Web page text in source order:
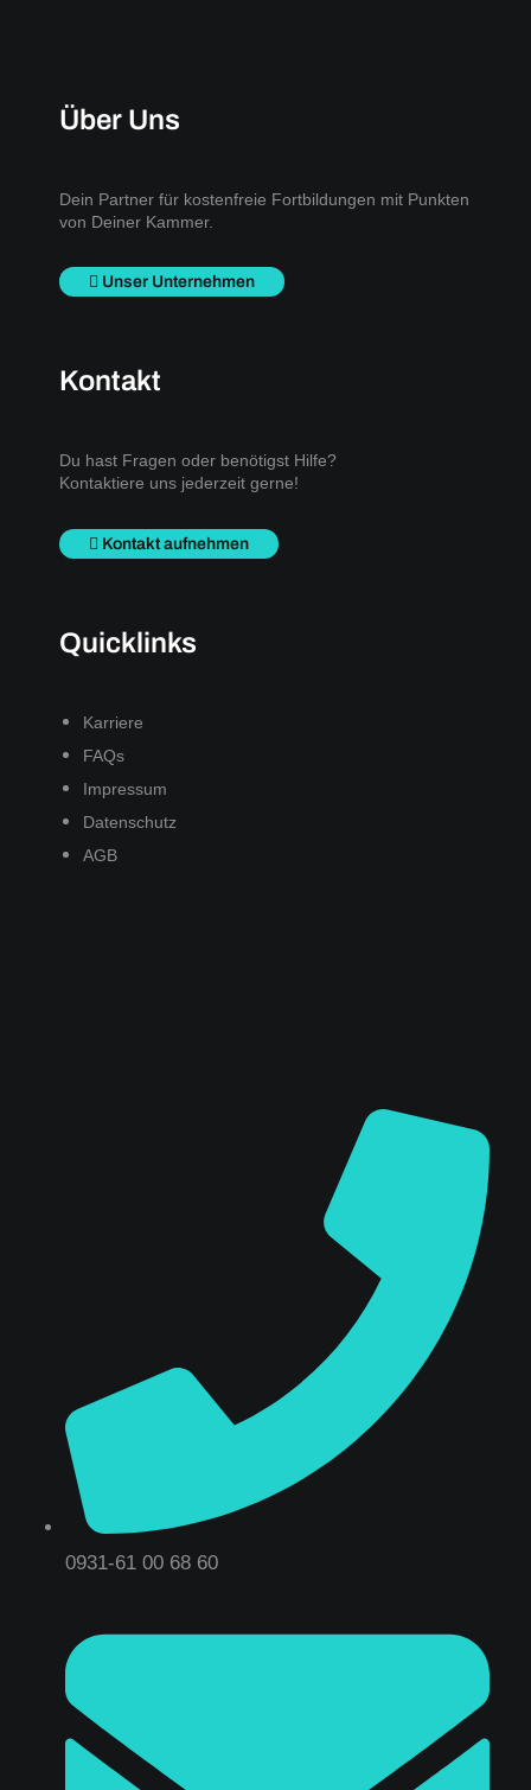
Über Uns
Dein Partner für kostenfreie Fortbildungen mit Punkten
von Deiner Kammer.
Unser Unternehmen
Kontakt
Du hast Fragen oder benötigst Hilfe?
Kontaktiere uns jederzeit gerne!
Kontakt aufnehmen
Quicklinks
Karriere
FAQs
Impressum
Datenschutz
AGB
0931-61 00 68 60